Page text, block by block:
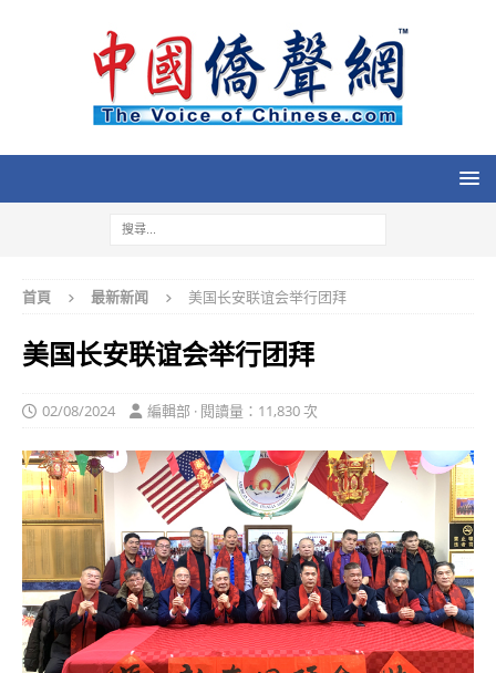
首頁 最新新闻 美国长安联谊会举行团拜
美国长安联谊会举行团拜
02/08/2024 編輯部 · 閱讀量：11,830 次